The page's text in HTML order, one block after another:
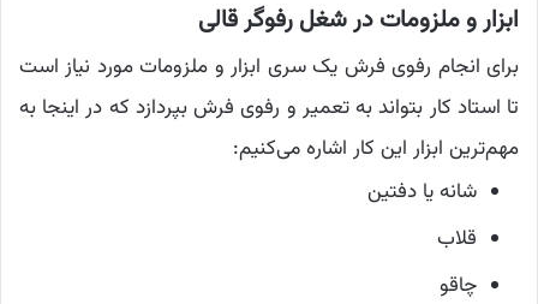
ابزار و ملزومات در شغل رفوگر قالی
برای انجام رفوی فرش یک سری ابزار و ملزومات مورد نیاز است
تا استاد کار بتواند به تعمیر و رفوی فرش بپردازد که در اینجا به
مهم‌ترین ابزار این کار اشاره می‌کنیم:
شانه یا دفتین
قلاب
چاقو